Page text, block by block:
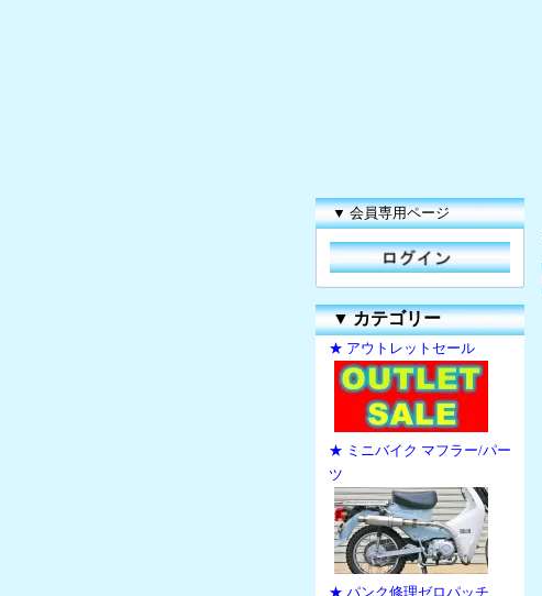
▼ 会員専用ページ
▼カテゴリー
★ アウトレットセール
★ ミニバイク マフラー/パー
ツ
★ パンク修理ゼロパッチ